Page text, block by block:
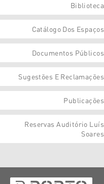
Biblioteca
Catálogo Dos Espaços
Documentos Públicos
Sugestões E Reclamações
Publicações
Reservas Auditório Luís
Soares